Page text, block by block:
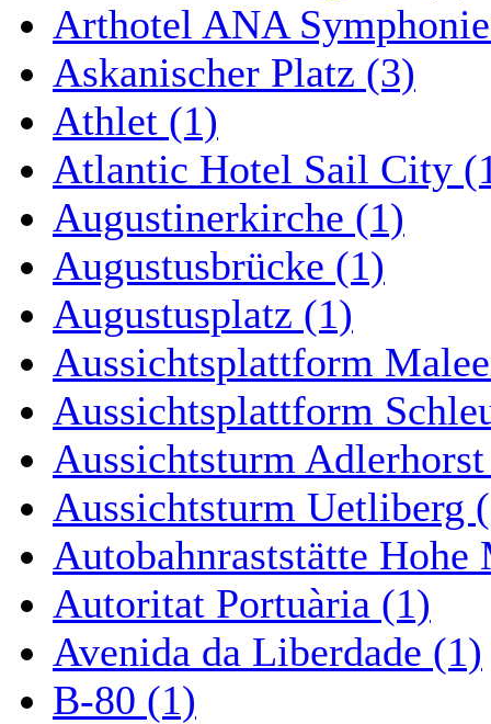
Arthotel ANA
Askanischer Platz (3)
Athlet (1)
Atlantic Hotel Sail City
Augustinerkirche (1)
Augustusbrücke (1)
Augustusplatz (1)
Aussichtsplattform
Aussichtsplattform
Aussichtsturm
Aussichtsturm Uetliberg
Autobahnraststätte Hohe
Autoritat Portuària (1)
Avenida da Liberdade (1)
B-80 (1)